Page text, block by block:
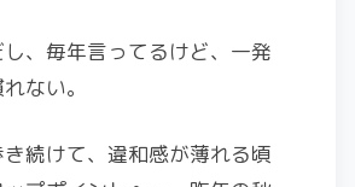
、毎年言ってるけど、一発
ない。
続けて、違和感が薄れる頃